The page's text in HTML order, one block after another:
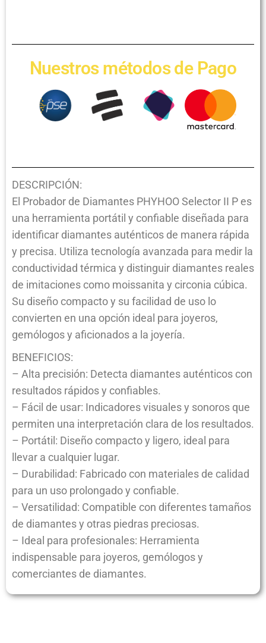
Nuestros métodos de Pago
DESCRIPCIÓN:
El Probador de Diamantes PHYHOO Selector II P es
una herramienta portátil y confiable diseñada para
identificar diamantes auténticos de manera rápida
y precisa. Utiliza tecnología avanzada para medir la
conductividad térmica y distinguir diamantes reales
de imitaciones como moissanita y circonia cúbica.
Su diseño compacto y su facilidad de uso lo
convierten en una opción ideal para joyeros,
gemólogos y aficionados a la joyería.
BENEFICIOS:
– Alta precisión: Detecta diamantes auténticos con
resultados rápidos y confiables.
– Fácil de usar: Indicadores visuales y sonoros que
permiten una interpretación clara de los resultados.
– Portátil: Diseño compacto y ligero, ideal para
llevar a cualquier lugar.
– Durabilidad: Fabricado con materiales de calidad
para un uso prolongado y confiable.
– Versatilidad: Compatible con diferentes tamaños
de diamantes y otras piedras preciosas.
– Ideal para profesionales: Herramienta
indispensable para joyeros, gemólogos y
comerciantes de diamantes.